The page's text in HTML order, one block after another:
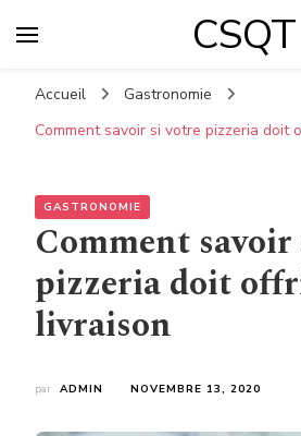
CSQT
Accueil
Gastronomie
Comment savoir si votre pizzeria doit
GASTRONOMIE
Comment
pizzeria doit
livraison
par ADMIN NOVEMBRE 13, 2020